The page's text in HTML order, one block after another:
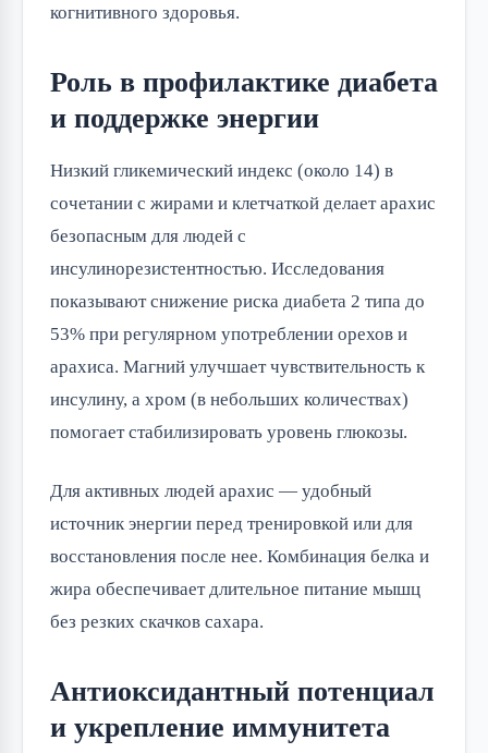
когнитивного здоровья.
Роль в профилактике диабета
и поддержке энергии
Низкий гликемический индекс (около 14) в
сочетании с жирами и клетчаткой делает арахис
безопасным для людей с
инсулинорезистентностью. Исследования
показывают снижение риска диабета 2 типа до
53% при регулярном употреблении орехов и
арахиса. Магний улучшает чувствительность к
инсулину, а хром (в небольших количествах)
помогает стабилизировать уровень глюкозы.
Для активных людей арахис — удобный
источник энергии перед тренировкой или для
восстановления после нее. Комбинация белка и
жира обеспечивает длительное питание мышц
без резких скачков сахара.
Антиоксидантный потенциал
и укрепление иммунитета